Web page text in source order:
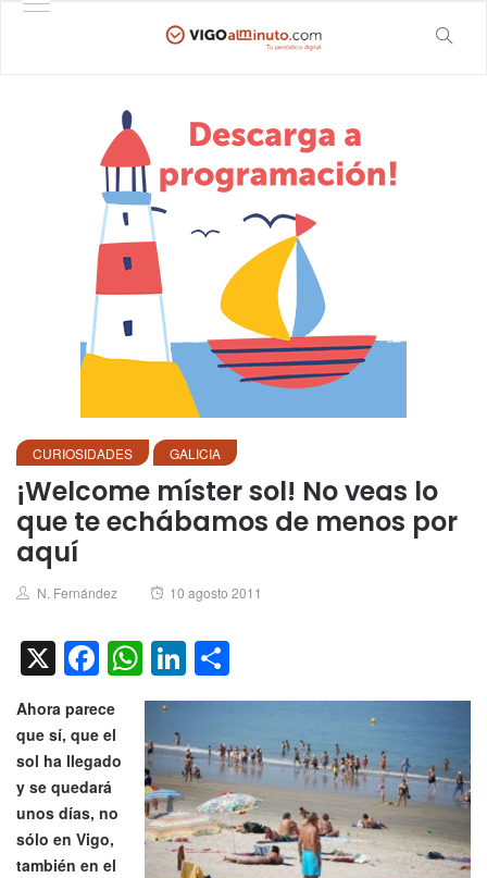
CURIOSIDADES GALICIA
¡Welcome míster sol! No veas lo
que te echábamos de menos por
aquí
Author
N. Fernández
Posted
10 agosto 2011
X Facebook
WhatsApp
LinkedIn
Ahora parece
que sí, que el
sol ha llegado
y se quedará
unos días, no
sólo en Vigo,
también en el